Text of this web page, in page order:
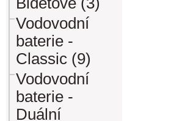
Vodovodní
baterie -
Classic (9)
Vodovodní
baterie -
Duální